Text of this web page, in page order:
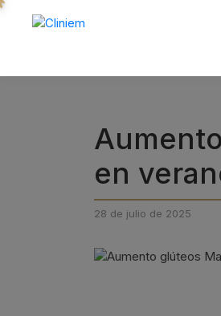
en
28 de julio de 2025